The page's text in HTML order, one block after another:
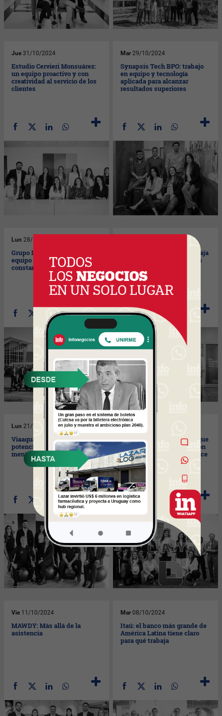
Jue 31/10/2024
Estudio Cervieri Monsuárez:
un equipo proactivo y con
creatividad al servicio de los
clientes
Mar 29/10/2024
Synapsis Tech BPO: trabajo
en equipo y tecnología
aplicada para alcanzar
resultados superiores
Lun 28/10/2024
Grupo Disco Uruguay: un
equipo que quiere superarse
constantemente
UCM Falck: gente que trabaja
en equipo para salvar vidas
Lun 21/10/2024
Viaaqua: un equipo para
potenciar la salud física y
mental de las personas
Mar 15/10/2024
Pilay Uruguay: un equipo que
trabaja para que la inversión
en inmuebles esté al alcance
de todos
Vie 11/10/2024
MAWDY: Más allá de la
asistencia
Mar 08/10/2024
Itaú: el banco más grande de
América Latina tiene claro
para qué trabaja